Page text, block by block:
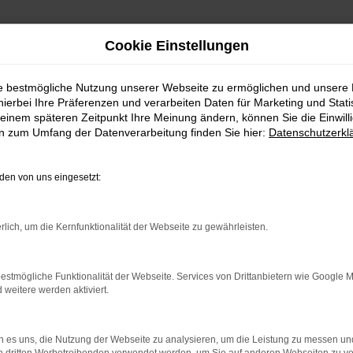
am Main günstig kaufen mit Lieferservice
für Frankfurt am
mit Lieferservice nach Frankfurt
mit einem exklusivem Lieferservice nach Frankfurt
um eine regelrechte Optimierung des Preis-Leistungs-
Zustands keinen noch so kleinen Kompromiss ein.
so gut, denn hinzu kommt, dass Sie auch hinsichtlich
Cookie Einstellungen
bestmögliche Nutzung unserer Webseite zu ermöglichen und unsere
Ihre Präferenzen und verarbeiten Daten für Marketing und
späteren Zeitpunkt Ihre Meinung ändern, können Sie die
zum Umfang der Datenverarbeitung finden Sie hier:
von uns eingesetzt:
um die Kernfunktionalität der Webseite zu gewährleisten.
Funktionalität der Webseite. Services von Drittanbietern wie Google
weitere werden aktiviert.
es uns, die Nutzung der Webseite zu analysieren, um die Leistung zu messen